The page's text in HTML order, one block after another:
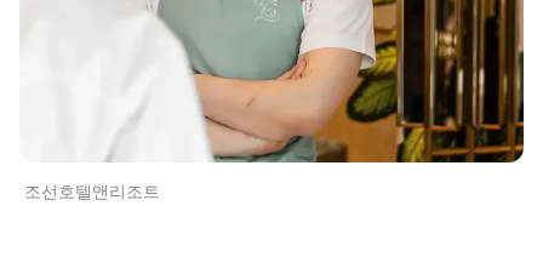
조선호텔앤리조트